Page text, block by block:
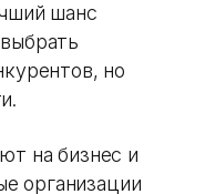
шанс
но
на бизнес и
организации